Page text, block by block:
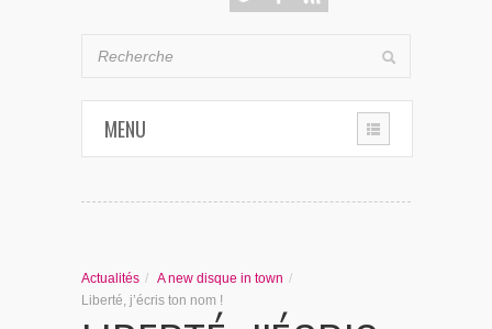
MENU
PENSÉES & AUTRES AVENTURES
Actualités / A new disque in town /
Liberté, j’écris ton nom !